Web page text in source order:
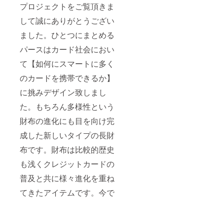
プロジェクトをご覧頂きま
して誠にありがとうござい
ました。ひとつにまとめる
パースはカード社会におい
て【如何にスマートに多く
のカードを携帯できるか】
に挑みデザイン致しまし
た。もちろん多様性という
財布の進化にも目を向け完
成した新しいタイプの長財
布です。財布は比較的歴史
も浅くクレジットカードの
普及と共に様々進化を重ね
てきたアイテムです。今で